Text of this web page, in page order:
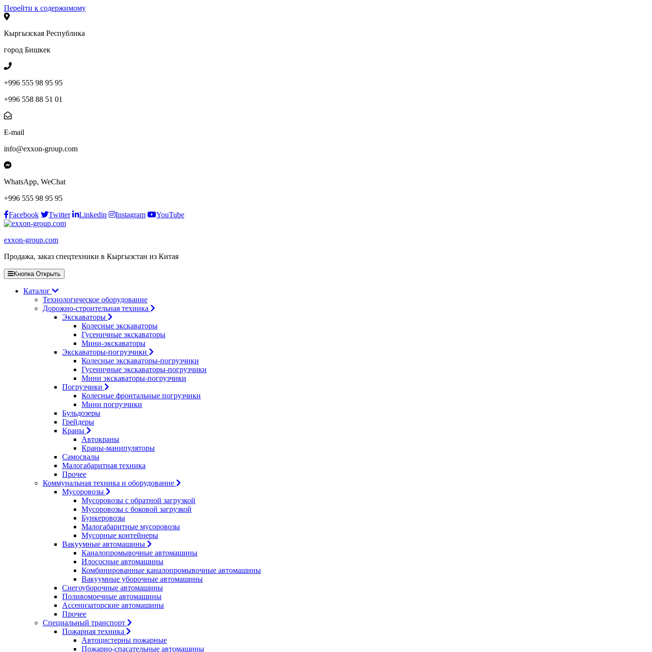
Перейти к содержимому
Кыргызская Республика
город Бишкек
+996 555 98 95 95
+996 558 88 51 01
E-mail
info@exxon-group.com
WhatsApp, WeChat
+996 555 98 95 95
Facebook
Twitter Linkedin Instagram YouTube
exxon-group.com
Продажа, заказ спецтехники в Кыргызстан из Китая
Кнопка Открыть
Каталог
Технологическое оборудование
Дорожно-строительная техника
Экскаваторы
Колесные экскаваторы
Гусеничные экскаваторы
Мини-экскаваторы
Экскаваторы-погрузчики
Колесные экскаваторы-погрузчики
Гусеничные экскаваторы-погрузчики
Мини экскаваторы-погрузчики
Погрузчики
Колесные фронтальные погрузчики
Мини погрузчики
Бульдозеры
Грейдеры
Краны
Автокраны
Краны-манипуляторы
Самосвалы
Малогабаритная техника
Прочее
Коммунальная техника и оборудование
Мусоровозы
Мусоровозы с обратной загрузкой
Мусоровозы с боковой загрузкой
Бункеровозы
Малогабаритные мусоровозы
Мусорные контейнеры
Вакуумные автомашины
Каналопромывочные автомашины
Илососные автомашины
Комбинированные каналопромывочные автомашины
Вакуумные уборочные автомашины
Снегоуборочные автомашины
Поливомоечные автомашины
Ассенизаторские автомашины
Прочее
Специальный транспорт
Пожарная техника
Автоцистерны пожарные
Пожарно-спасательные автомашины